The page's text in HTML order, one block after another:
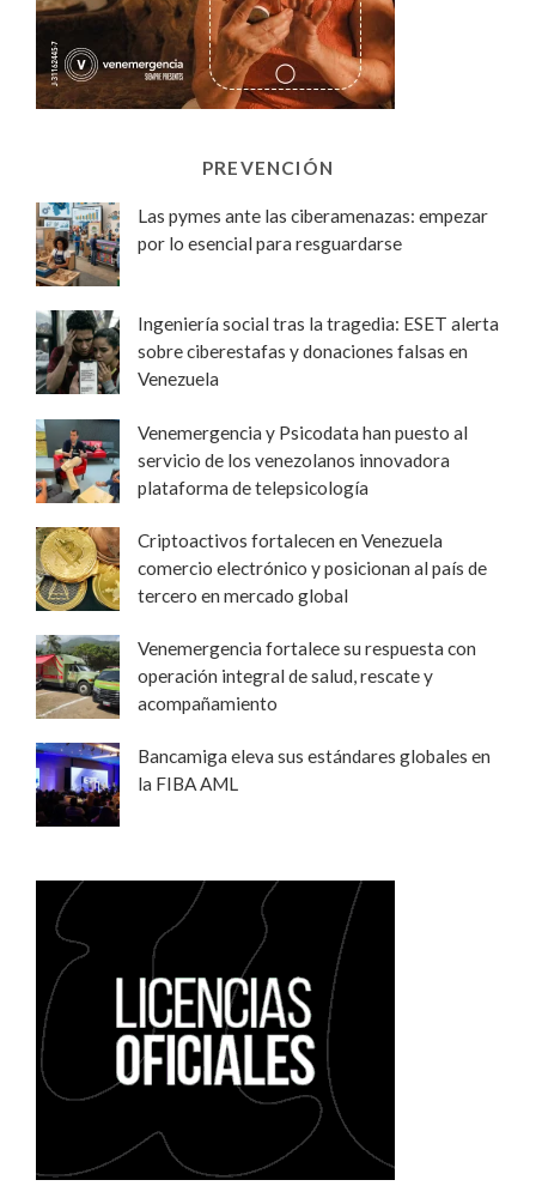
PREVENCIÓN
Las pymes ante las ciberamenazas: empezar
por lo esencial para resguardarse
Ingeniería social tras la tragedia: ESET alerta
sobre ciberestafas y donaciones falsas en
Venezuela
Venemergencia y Psicodata han puesto al
servicio de los venezolanos innovadora
plataforma de telepsicología
Criptoactivos fortalecen en Venezuela
comercio electrónico y posicionan al país de
tercero en mercado global
Venemergencia fortalece su respuesta con
operación integral de salud, rescate y
acompañamiento
Bancamiga eleva sus estándares globales en
la FIBA AML